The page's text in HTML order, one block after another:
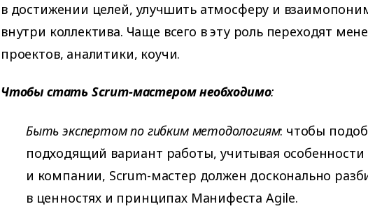
в достижении целей, улучшить атмосферу и
внутри коллектива. Чаще всего в эту роль переходят
проектов, аналитики, коучи.
Чтобы стать Scrum-мастером необходимо:
Быть экспертом по гибким методологиям: чтобы
подходящий вариант работы, учитывая особенности
и компании, Scrum-мастер должен досконально
в ценностях и принципах Манифеста Agile.